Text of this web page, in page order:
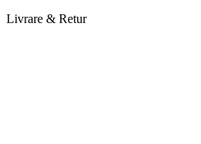
Livrare & Retur